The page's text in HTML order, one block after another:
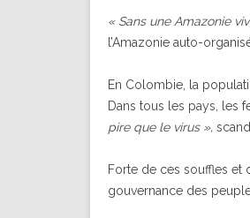
« Sans une Amazonie
l’Amazonie auto-
En Colombie, la
Dans tous les pays, les
pire que le virus »,
Forte de ces souffles et
gouvernance des